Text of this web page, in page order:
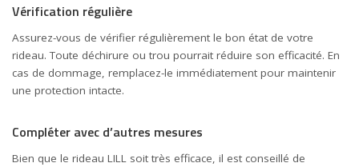
Vérification régulière
Assurez-vous de vérifier régulièrement le bon état de votre
rideau. Toute déchirure ou trou pourrait réduire son efficacité. En
cas de dommage, remplacez-le immédiatement pour maintenir
une protection intacte.
Compléter avec d’autres mesures
Bien que le rideau LILL soit très efficace, il est conseillé de